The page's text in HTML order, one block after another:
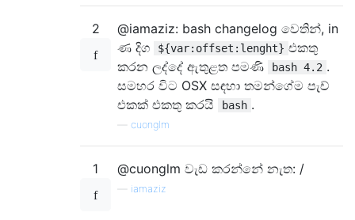
2
@iamaziz: bash changelog වෙතින්, in
ණ දිග
${var:offset:lenght} එකතු
කරන ලද්දේ ඇතුළත පමණි
bash 4.2 .
සමහර විට OSX සඳහා තමන්ගේම පැච්
එකක් එකතු කරයි
bash .
cuonglm
1 @cuonglm වැඩ කරන්නේ නැත: /
iamaziz